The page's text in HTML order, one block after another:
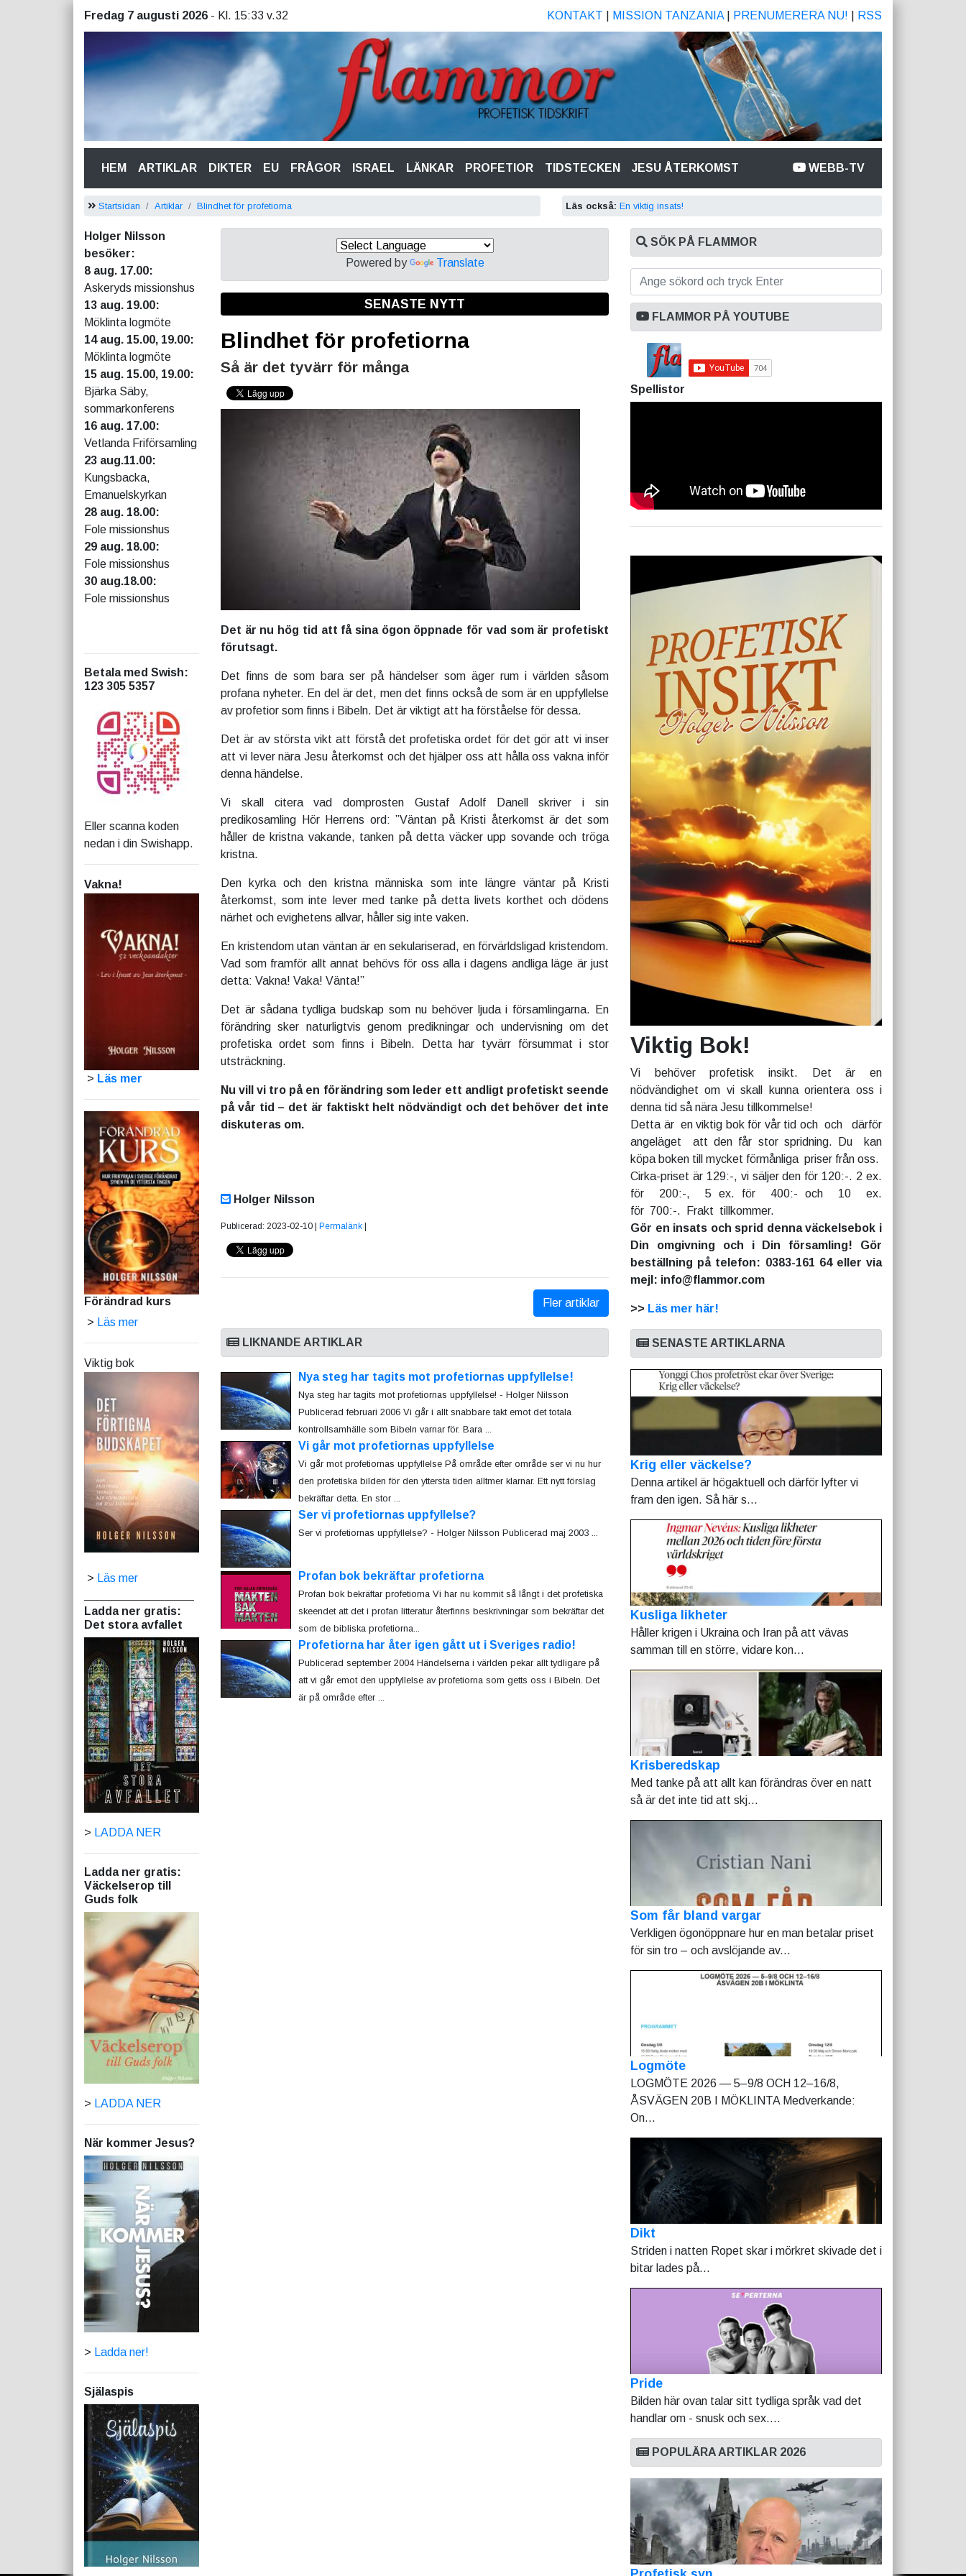
Fredag 7 augusti 2026 - Kl. 15:33 v.32 KONTAKT MISSION TANZANIA| PRENUMERERA NU! RSS
HEM(CURRENT)
ARTIKLAR DIKTER EU FRÅGOR ISRAEL LÄNKAR PROFETIOR TIDSTECKEN JESU ÅTERKOMST WEBB-TV
Startsidan Artiklar Blindhet för profetiorna Läs också: En viktig insats!
Holger Nilsson
besöker:
8 aug. 17.00:
Askeryds missionshus
13 aug. 19.00:
Möklinta logmöte
14 aug. 15.00, 19.00:
Möklinta logmöte
15 aug. 15.00, 19.00:
Bjärka Säby,
sommarkonferens
16 aug. 17.00:
Vetlanda Friförsamling
23 aug.11.00:
Kungsbacka,
Emanuelskyrkan
28 aug. 18.00:
Fole missionshus
29 aug. 18.00:
Fole missionshus
30 aug.18.00:
Fole missionshus
Betala med Swish:
123 305 5357
Eller scanna koden
nedan i din Swishapp.
Vakna!
> Läs mer
Förändrad kurs
> Läs mer
Viktig bok
> Läs mer
Ladda ner gratis:
Det stora avfallet
> LADDA NER
Ladda ner gratis:
Väckelserop till
Guds folk
> LADDA NER
När kommer Jesus?
> Ladda ner!
Själaspis
Powered by Translate
SENASTE NYTT
Blindhet för profetiorna
Så är det tyvärr för många
Det är nu hög tid att få sina ögon öppnade för vad som är profetiskt
förutsagt.
Det finns de som bara ser på händelser som äger rum i världen såsom
profana nyheter. En del är det, men det finns också de som är en uppfyllelse
av profetior som finns i Bibeln. Det är viktigt att ha förståelse för dessa.
Det är av största vikt att förstå det profetiska ordet för det gör att vi inser
att vi lever nära Jesu återkomst och det hjälper oss att hålla oss vakna inför
denna händelse.
Vi skall citera vad domprosten Gustaf Adolf Danell skriver i sin
predikosamling Hör Herrens ord: ”Väntan på Kristi återkomst är det som
håller de kristna vakande, tanken på detta väcker upp sovande och tröga
kristna.
Den kyrka och den kristna människa som inte längre väntar på Kristi
återkomst, som inte lever med tanke på detta livets korthet och dödens
närhet och evighetens allvar, håller sig inte vaken.
En kristendom utan väntan är en sekulariserad, en förvärldsligad kristendom.
Vad som framför allt annat behövs för oss alla i dagens andliga läge är just
detta: Vakna! Vaka! Vänta!”
Det är sådana tydliga budskap som nu behöver ljuda i församlingarna. En
förändring sker naturligtvis genom predikningar och undervisning om det
profetiska ordet som finns i Bibeln. Detta har tyvärr försummat i stor
utsträckning.
Nu vill vi tro på en förändring som leder ett andligt profetiskt seende
på vår tid – det är faktiskt helt nödvändigt och det behöver det inte
diskuteras om.
Holger Nilsson
Publicerad: 2023-02-10 | Permalänk
Fler artiklar
LIKNANDE ARTIKLAR
Nya steg har tagits mot profetiornas uppfyllelse!
Nya steg har tagits mot profetiornas uppfyllelse! - Holger Nilsson
Publicerad februari 2006 Vi går i allt snabbare takt emot det totala
kontrollsamhälle som Bibeln varnar för. Bara ...
Vi går mot profetiornas uppfyllelse
Vi går mot profetiornas uppfyllelse På område efter område ser vi nu hur
den profetiska bilden för den yttersta tiden alltmer klarnar. Ett nytt förslag
bekräftar detta. En stor ...
Ser vi profetiornas uppfyllelse?
Ser vi profetiornas uppfyllelse? - Holger Nilsson Publicerad maj 2003 ...
Profan bok bekräftar profetiorna
Profan bok bekräftar profetiorna Vi har nu kommit så långt i det profetiska
skeendet att det i profan litteratur återfinns beskrivningar som bekräftar det
som de bibliska profetiorna...
Profetiorna har åter igen gått ut i Sveriges radio!
Publicerad september 2004 Händelserna i världen pekar allt tydligare på
att vi går emot den uppfyllelse av profetiorna som getts oss i Bibeln. Det
är på område efter ...
SÖK PÅ FLAMMOR
FLAMMOR PÅ YOUTUBE
Spellistor
Viktig Bok!
Vi behöver profetisk insikt. Det är en
nödvändighet om vi skall kunna orientera oss i
denna tid så nära Jesu tillkommelse!
Detta är en viktig bok för vår tid och och därför
angeläget att den får stor spridning. Du kan
köpa boken till mycket förmånliga priser från oss.
Cirka-priset är 129:-, vi säljer den för 120:-. 2 ex.
för 200:-, 5 ex. för 400:- och 10 ex.
för 700:-. Frakt tillkommer.
Gör en insats och sprid denna väckelsebok i
Din omgivning och i Din församling! Gör
beställning på telefon: 0383-161 64 eller via
mejl: info@flammor.com
>> Läs mer här!
SENASTE ARTIKLARNA
Krig eller väckelse?
Denna artikel är högaktuell och därför lyfter vi
fram den igen. Så här s...
Kusliga likheter
Håller krigen i Ukraina och Iran på att vävas
samman till en större, vidare kon...
Krisberedskap
Med tanke på att allt kan förändras över en natt
så är det inte tid att skj...
Som får bland vargar
Verkligen ögonöppnare hur en man betalar priset
för sin tro – och avslöjande av...
Logmöte
LOGMÖTE 2026 — 5–9/8 OCH 12–16/8,
ÅSVÄGEN 20B I MÖKLINTA Medverkande:
On...
Dikt
Striden i natten Ropet skar i mörkret skivade det i
bitar lades på...
Pride
Bilden här ovan talar sitt tydliga språk vad det
handlar om - snusk och sex....
POPULÄRA ARTIKLAR 2026